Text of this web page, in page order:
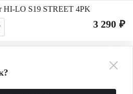
HI-LO S19 STREET 4PK
3 290 ₽